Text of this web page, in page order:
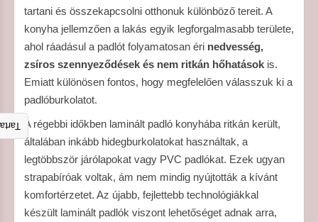
tartani és összekapcsolni otthonuk különböző tereit. A
konyha jellemzően a lakás egyik legforgalmasabb területe,
ahol ráadásul a padlót folyamatosan éri nedvesség,
zsíros szennyeződések és nem ritkán hőhatások is.
Emiatt különösen fontos, hogy megfelelően válasszuk ki a
padlóburkolatot.
A régebbi időkben laminált padló konyhába ritkán került,
általában inkább hidegburkolatokat használtak, a
legtöbbször járólapokat vagy PVC padlókat. Ezek ugyan
strapabíróak voltak, ám nem mindig nyújtották a kívánt
komfortérzetet. Az újabb, fejlettebb technológiákkal
készült laminált padlók viszont lehetőséget adnak arra,